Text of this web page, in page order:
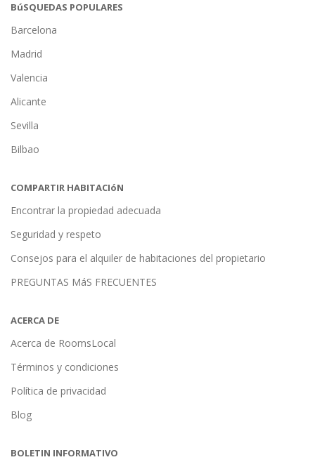
BúSQUEDAS POPULARES
Barcelona
Madrid
Valencia
Alicante
Sevilla
Bilbao
COMPARTIR HABITACIóN
Encontrar la propiedad adecuada
Seguridad y respeto
Consejos para el alquiler de habitaciones del propietario
PREGUNTAS MáS FRECUENTES
ACERCA DE
Acerca de RoomsLocal
Términos y condiciones
Política de privacidad
Blog
BOLETIN INFORMATIVO